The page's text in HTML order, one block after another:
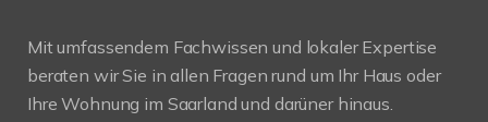
Mit umfassendem Fachwissen und lokaler Expertise
beraten wir Sie in allen Fragen rund um Ihr Haus oder
Ihre Wohnung im Saarland und darüner hinaus.